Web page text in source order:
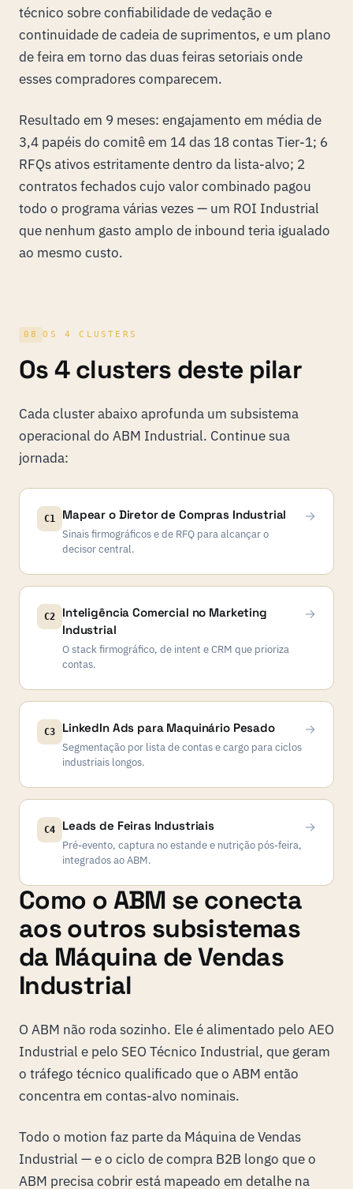
técnico sobre confiabilidade de vedação e
continuidade de cadeia de suprimentos, e um plano
de feira em torno das duas feiras setoriais onde
esses compradores comparecem.
Resultado em 9 meses: engajamento em média de
3,4 papéis do comitê em 14 das 18 contas Tier-1; 6
RFQs ativos estritamente dentro da lista-alvo; 2
contratos fechados cujo valor combinado pagou
todo o programa várias vezes — um ROI Industrial
que nenhum gasto amplo de inbound teria igualado
ao mesmo custo.
08 OS 4 CLUSTERS
Os 4 clusters deste pilar
Cada cluster abaixo aprofunda um subsistema
operacional do ABM Industrial. Continue sua
jornada:
C1 Mapear o Diretor de Compras Industrial
Sinais firmográficos e de RFQ para alcançar o
decisor central.
→
C2
Inteligência Comercial no Marketing
Industrial
O stack firmográfico, de intent e CRM que prioriza
contas.
→
C3 LinkedIn Ads para Maquinário Pesado
Segmentação por lista de contas e cargo para ciclos
industriais longos.
→
C4 Leads de Feiras Industriais
Pré-evento, captura no estande e nutrição pós-feira,
integrados ao ABM.
→
Como o ABM se conecta
aos outros subsistemas
da Máquina de Vendas
Industrial
O ABM não roda sozinho. Ele é alimentado pelo AEO
Industrial e pelo SEO Técnico Industrial, que geram
o tráfego técnico qualificado que o ABM então
concentra em contas-alvo nominais.
Todo o motion faz parte da Máquina de Vendas
Industrial — e o ciclo de compra B2B longo que o
ABM precisa cobrir está mapeado em detalhe na